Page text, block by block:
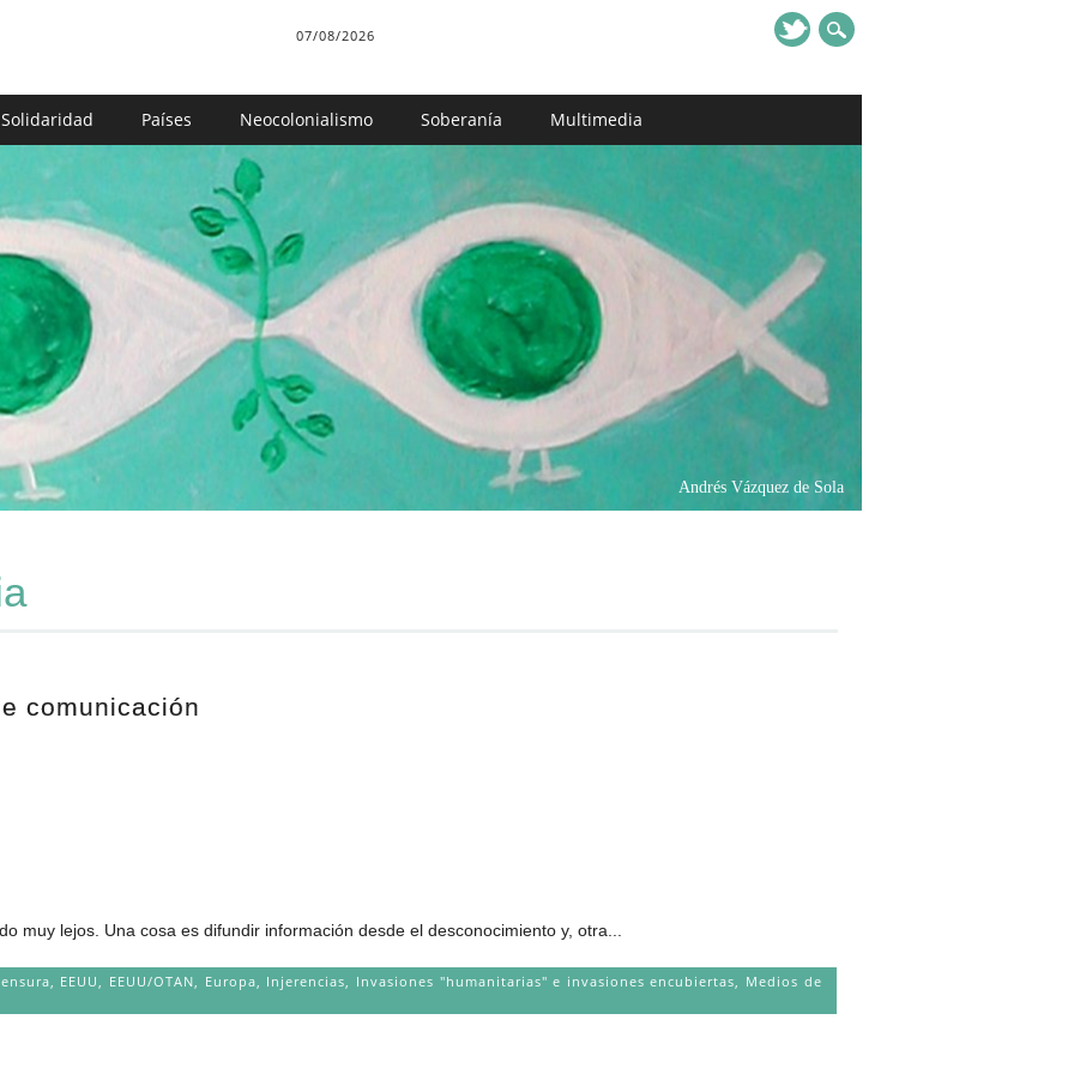
07/08/2026
Solidaridad Países Neocolonialismo Soberanía Multimedia
Andrés Vázquez de Sola
comunicación
muy lejos. Una cosa es difundir información desde el desconocimiento y, otra...
, EEUU, EEUU/OTAN, Europa, Injerencias, Invasiones "humanitarias" e invasiones encubiertas, Medios de